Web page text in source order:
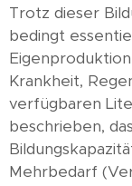
Trotz dieser
bedingt
Krankheit,
verfügbaren
beschrieben,
Mehrbedarf